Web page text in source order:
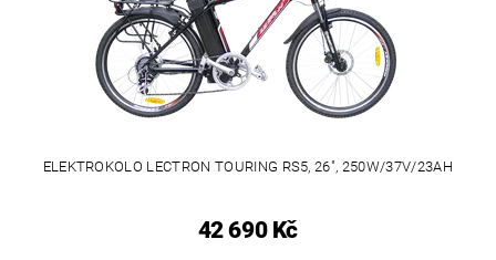
ELEKTROKOLO LECTRON TOURING RS5, 26", 250W/37V/23AH
42 690 Kč